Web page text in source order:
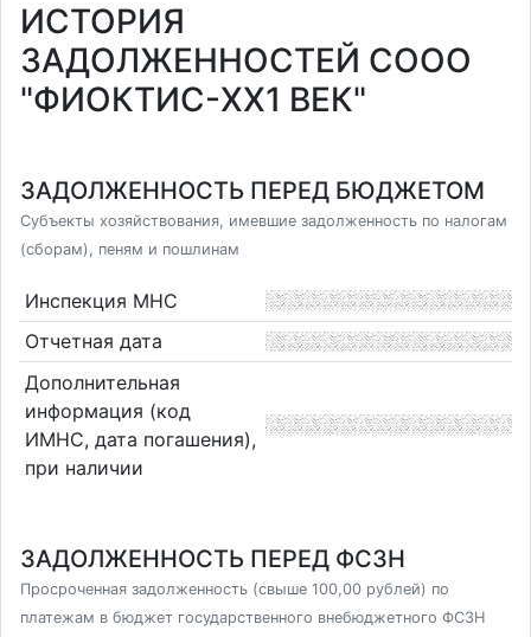
ИСТОРИЯ
ЗАДОЛЖЕННОСТЕЙ СООО
"ФИОКТИС-XX1 ВЕК"
ЗАДОЛЖЕННОСТЬ ПЕРЕД БЮДЖЕТОМ
Субъекты хозяйствования, имевшие задолженность по налогам
(сборам), пеням и пошлинам
Инспекция МНС
Отчетная дата
Дополнительная
информация (код
ИМНС, дата погашения),
при наличии
ЗАДОЛЖЕННОСТЬ ПЕРЕД ФСЗН
Просроченная задолженность (свыше 100,00 рублей) по
платежам в бюджет государственного внебюджетного ФСЗН